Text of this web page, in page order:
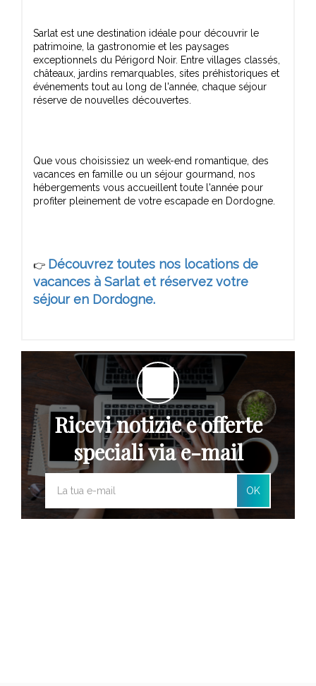
Sarlat est une destination idéale pour découvrir le
patrimoine, la gastronomie et les paysages
exceptionnels du Périgord Noir. Entre villages classés,
châteaux, jardins remarquables, sites préhistoriques et
événements tout au long de l'année, chaque séjour
Que vous choisissiez un week-end romantique, des
vacances en famille ou un séjour gourmand, nos
hébergements vous accueillent toute l'année pour
👉 Découvrez toutes nos locations de
vacances à Sarlat et réservez votre
séjour en Dordogne.
Ricevi notizie e offerte
speciali via e-mail
OK